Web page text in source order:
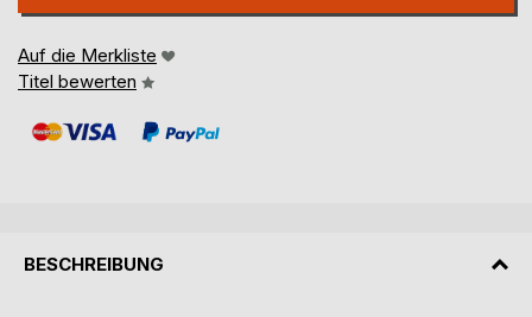
Auf die Merkliste
Titel bewerten
BESCHREIBUNG